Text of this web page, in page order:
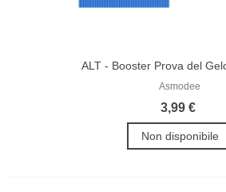
ALT - Booster Prova del
Asmodee
3,99 €
Non disponibile